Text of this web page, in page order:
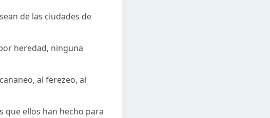
de las ciudades de
heredad, ninguna
al ferezeo, al
que ellos han hecho para